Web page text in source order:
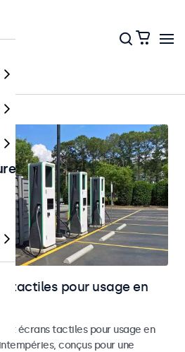
tactiles pour usage en
et écrans tactiles pour usage en
conçus pour une